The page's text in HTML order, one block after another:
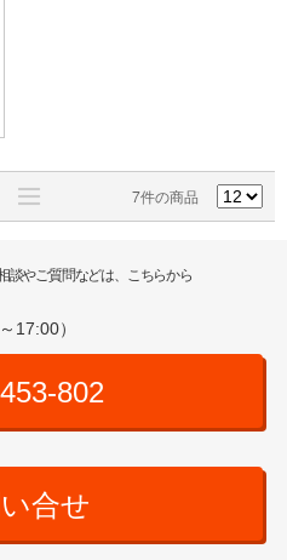
7件の商品
談やご質問などは、こちらから
17:00）
802
合せ